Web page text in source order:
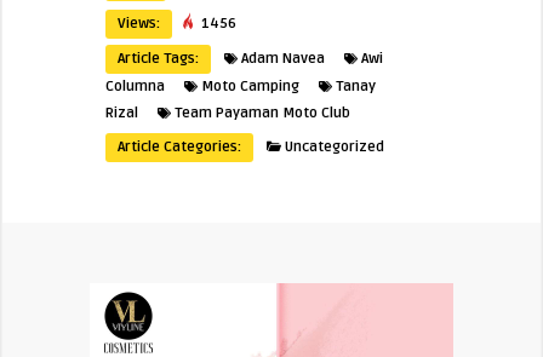
Views:
1456
Article Tags:
Adam Navea
Awi
Columna
Moto Camping
Tanay
Rizal
Team Payaman Moto Club
Article Categories:
Uncategorized